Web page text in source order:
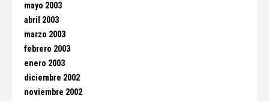
mayo 2003
abril 2003
marzo 2003
febrero 2003
enero 2003
diciembre 2002
noviembre 2002